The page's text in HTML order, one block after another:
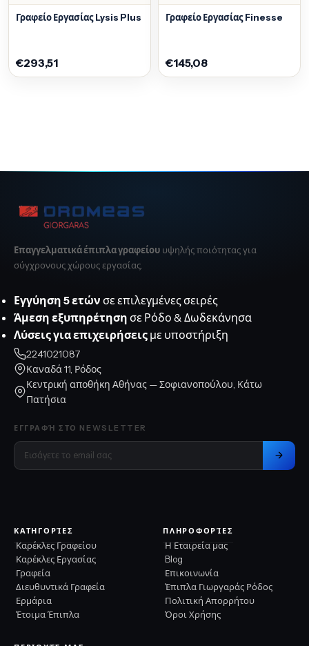
Γραφείο Εργασίας Lysis Plus
€293,51
Γραφείο Εργασίας Finesse
€145,08
Επαγγελματικά έπιπλα γραφείου υψηλής ποιότητας για
σύγχρονους χώρους εργασίας.
Εγγύηση 5 ετών σε επιλεγμένες σειρές
Άμεση εξυπηρέτηση σε Ρόδο & Δωδεκάνησα
Λύσεις για επιχειρήσεις με υποστήριξη
2241021087
Καναδά 11, Ρόδος
Κεντρική αποθήκη Αθήνας — Σοφιανοπούλου, Κάτω
Πατήσια
ΕΓΓΡΑΦΉ ΣΤΟ NEWSLETTER
ΚΑΤΗΓΟΡΊΕΣ
Καρέκλες Γραφείου
Καρέκλες Εργασίας
Γραφεία
Διευθυντικά Γραφεία
Ερμάρια
Έτοιμα Έπιπλα
ΠΛΗΡΟΦΟΡΊΕΣ
Η Εταιρεία μας
Blog
Επικοινωνία
Έπιπλα Γιωργαράς Ρόδος
Πολιτική Απορρήτου
Όροι Χρήσης